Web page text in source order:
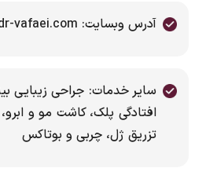
آدرس وبسایت: www.dr-vafaei.com
سایر خدمات: جراحی زیبایی
افتادگی پلک، کاشت مو و
تزریق ژل، چربی و بوتاکس